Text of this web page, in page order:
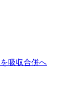
吸収合併へ